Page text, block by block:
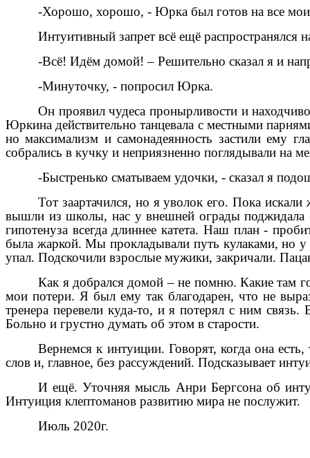
-Хорошо, хорошо, - Юрка был готов на все мои
Интуитивный запрет всё ещё распространялся
-Всё! Идём домой! – Решительно сказал я и
-Минуточку, - попросил Юрка.
Он проявил чудеса пронырливости и
Юркина действительно танцевала с местными
но максимализм и самонадеянность застили ему
собрались в кучку и неприязненно поглядывали на
-Быстренько сматываем удочки, - сказал я
Тот заартачился, но я уволок его. Пока
вышли из школы, нас у внешней ограды поджидала
гипотенуза всегда длиннее катета. Наш план -
была жаркой. Мы прокладывали путь кулаками, но у
упал. Подскочили взрослые мужики, закричали.
Как я добрался домой – не помню. Какие там
мои потери. Я был ему так благодарен, что не
тренера перевели куда-то, и я потерял с ним
Больно и грустно думать об этом в старости.
Вернемся к интуиции. Говорят, когда она
слов и, главное, без рассуждений. Подсказывает
И ещё. Уточняя мысль Анри Бергсона об
Интуиция клептоманов развитию мира не послужит.
Июль 2020г.